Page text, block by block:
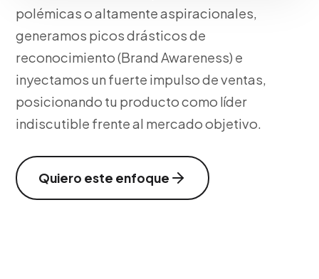
polémicas o altamente aspiracionales,
generamos picos drásticos de
reconocimiento (Brand Awareness) e
inyectamos un fuerte impulso de ventas,
posicionando tu producto como líder
indiscutible frente al mercado objetivo.
Quiero este enfoque